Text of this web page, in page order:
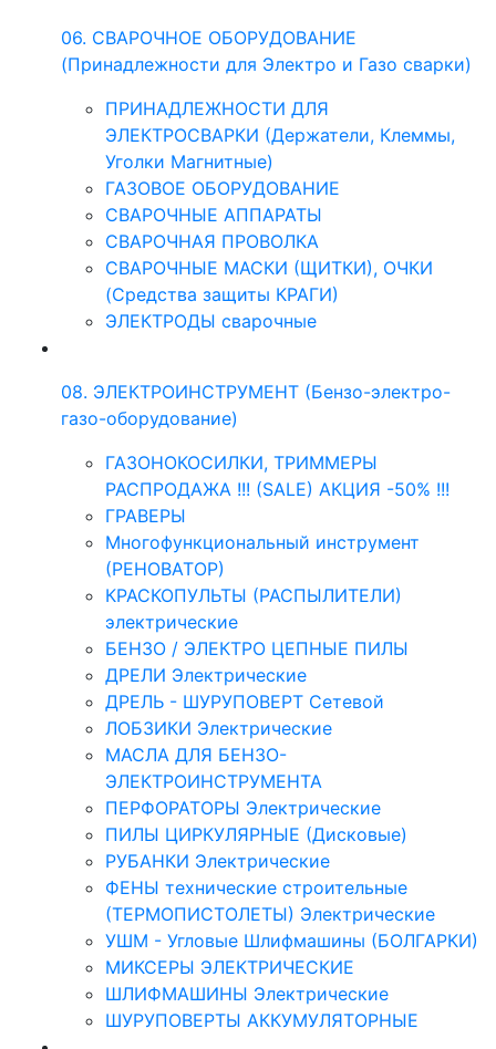
06. СВАРОЧНОЕ ОБОРУДОВАНИЕ
(Принадлежности для Электро и Газо сварки)
ПРИНАДЛЕЖНОСТИ ДЛЯ
ЭЛЕКТРОСВАРКИ (Держатели, Клеммы,
Уголки Магнитные)
ГАЗОВОЕ ОБОРУДОВАНИЕ
СВАРОЧНЫЕ АППАРАТЫ
СВАРОЧНАЯ ПРОВОЛКА
СВАРОЧНЫЕ МАСКИ (ЩИТКИ), ОЧКИ
(Средства защиты КРАГИ)
ЭЛЕКТРОДЫ сварочные
08. ЭЛЕКТРОИНСТРУМЕНТ (Бензо-электро-
газо-оборудование)
ГАЗОНОКОСИЛКИ, ТРИММЕРЫ
РАСПРОДАЖА !!! (SALE) АКЦИЯ -50% !!!
ГРАВЕРЫ
Многофункциональный инструмент
(РЕНОВАТОР)
КРАСКОПУЛЬТЫ (РАСПЫЛИТЕЛИ)
электрические
БЕНЗО / ЭЛЕКТРО ЦЕПНЫЕ ПИЛЫ
ДРЕЛИ Электрические
ДРЕЛЬ - ШУРУПОВЕРТ Сетевой
ЛОБЗИКИ Электрические
МАСЛА ДЛЯ БЕНЗО-
ЭЛЕКТРОИНСТРУМЕНТА
ПЕРФОРАТОРЫ Электрические
ПИЛЫ ЦИРКУЛЯРНЫЕ (Дисковые)
РУБАНКИ Электрические
ФЕНЫ технические строительные
(ТЕРМОПИСТОЛЕТЫ) Электрические
УШМ - Угловые Шлифмашины (БОЛГАРКИ)
МИКСЕРЫ ЭЛЕКТРИЧЕСКИЕ
ШЛИФМАШИНЫ Электрические
ШУРУПОВЕРТЫ АККУМУЛЯТОРНЫЕ